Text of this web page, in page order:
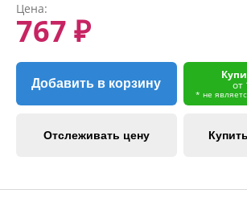
Цена:
767 ₽
Добавить в корзину от
* не
Отслеживать цену